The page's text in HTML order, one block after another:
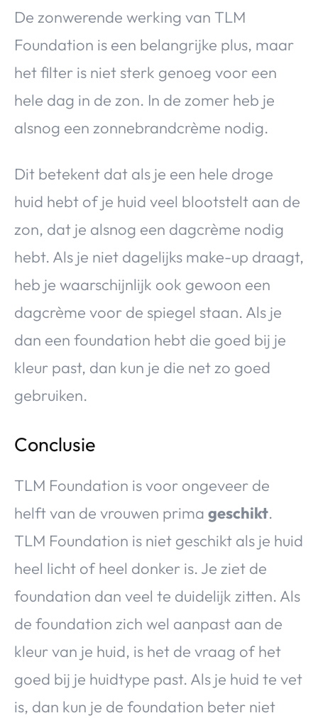
De zonwerende werking van TLM
Foundation is een belangrijke plus, maar
het filter is niet sterk genoeg voor een
hele dag in de zon. In de zomer heb je
alsnog een zonnebrandcrème nodig.
Dit betekent dat als je een hele droge
huid hebt of je huid veel blootstelt aan de
zon, dat je alsnog een dagcrème nodig
hebt. Als je niet dagelijks make-up draagt,
heb je waarschijnlijk ook gewoon een
dagcrème voor de spiegel staan. Als je
dan een foundation hebt die goed bij je
kleur past, dan kun je die net zo goed
gebruiken.
Conclusie
TLM Foundation is voor ongeveer de
helft van de vrouwen prima geschikt.
TLM Foundation is niet geschikt als je huid
heel licht of heel donker is. Je ziet de
foundation dan veel te duidelijk zitten. Als
de foundation zich wel aanpast aan de
kleur van je huid, is het de vraag of het
goed bij je huidtype past. Als je huid te vet
is, dan kun je de foundation beter niet